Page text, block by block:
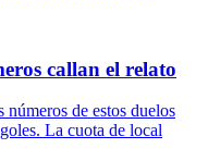
callan el relato
de estos duelos
La cuota de local